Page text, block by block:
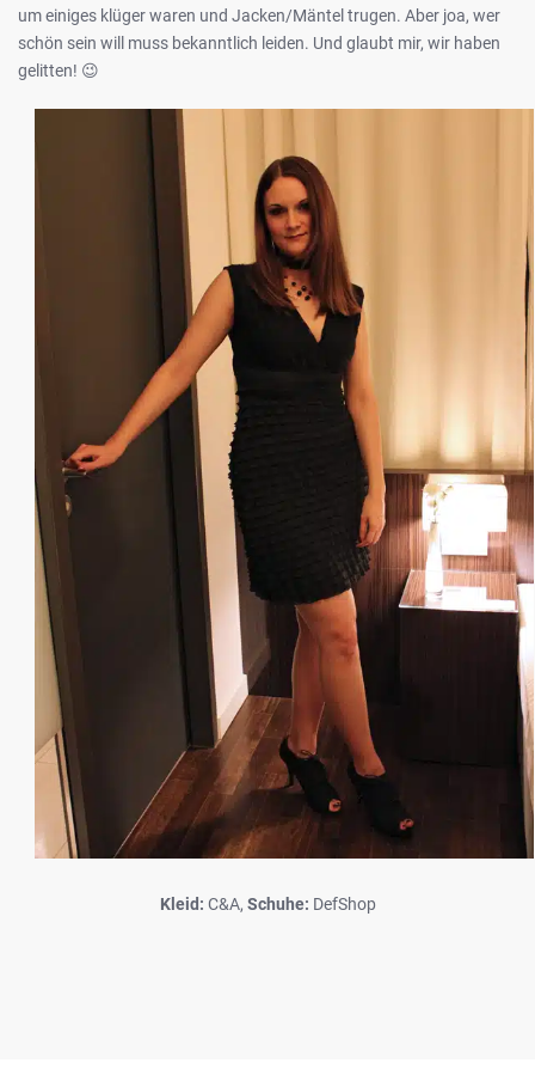
um einiges klüger waren und Jacken/Mäntel trugen. Aber joa, wer
schön sein will muss bekanntlich leiden. Und glaubt mir, wir haben
gelitten! 😉
Kleid: C&A, Schuhe: DefShop